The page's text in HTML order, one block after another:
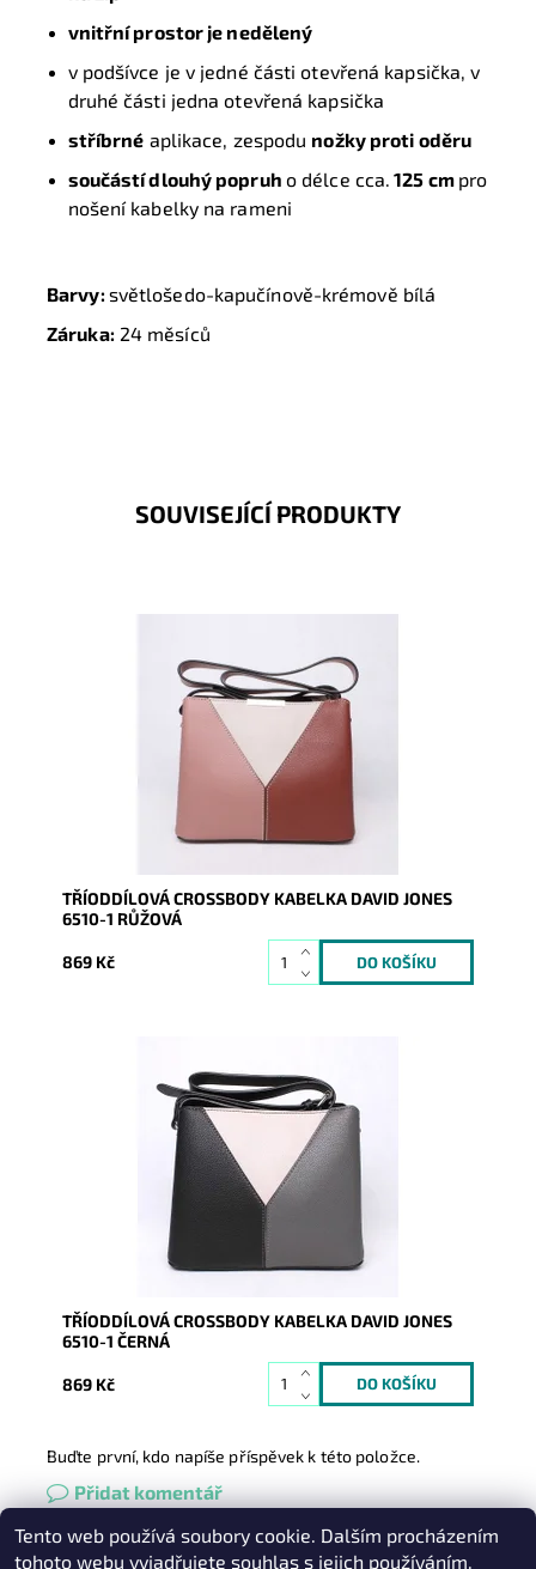
vnitřní prostor je nedělený
v podšívce je v jedné části otevřená kapsička, v
druhé části jedna otevřená kapsička
stříbrné aplikace, zespodu nožky proti oděru
součástí dlouhý popruh o délce cca. 125 cm pro
nošení kabelky na rameni
Barvy:světlošedo-kapučínově-krémově bílá
Záruka:24 měsíců
SOUVISEJÍCÍ PRODUKTY
Kabelka na pomezí malé a střední velikosti, která na
první pohled zaujme tříbarevnou kombinací na čelní...
Skladem
8966
David Jones Paris
TŘÍODDÍLOVÁ CROSSBODY KABELKA DAVID JONES
6510-1 RŮŽOVÁ
869 Kč
Kabelka na pomezí malé a střední velikosti, která na
první pohled zaujme tříbarevnou kombinací na čelní...
Skladem
8967
David Jones Paris
2 roky
TŘÍODDÍLOVÁ CROSSBODY KABELKA DAVID JONES
6510-1 ČERNÁ
869 Kč
Buďte první, kdo napíše příspěvek k této položce.
Přidat komentář
Heureka.cz | Zboží.cz Oázakabelek
Tento web používá soubory cookie. Dalším procházením
tohoto webu vyjadřujete souhlas s jejich používáním.